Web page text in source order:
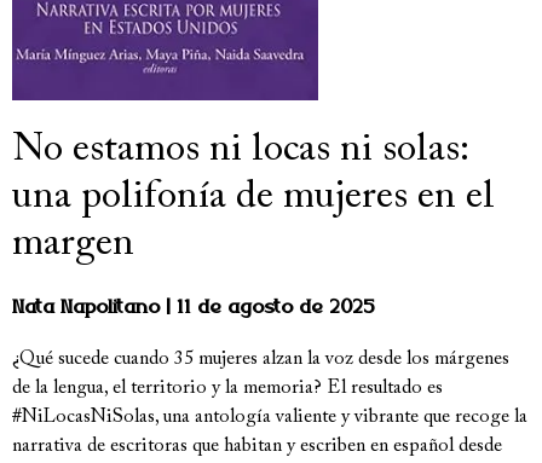
No estamos ni locas ni solas:
una polifonía de mujeres en el
margen
Nata Napolitano 11 de agosto de 2025
¿Qué sucede cuando 35 mujeres alzan la voz desde los márgenes
de la lengua, el territorio y la memoria? El resultado es
#NiLocasNiSolas, una antología valiente y vibrante que recoge la
narrativa de escritoras que habitan y escriben en español desde